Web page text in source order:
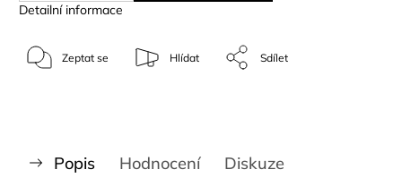
Detailní informace
Zeptat se Hlídat Sdílet
Popis Hodnocení Diskuze